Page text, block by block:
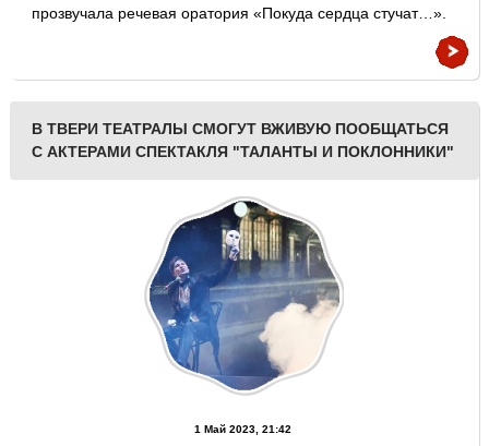
прозвучала речевая оратория «Покуда сердца стучат…».
В ТВЕРИ ТЕАТРАЛЫ СМОГУТ ВЖИВУЮ ПООБЩАТЬСЯ
С АКТЕРАМИ СПЕКТАКЛЯ "ТАЛАНТЫ И ПОКЛОННИКИ"
1 Май 2023, 21:42